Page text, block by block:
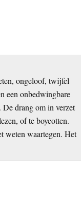
ongeloof, twijfel
een onbedwingbare
drang om in verzet
of te boycotten.
weten waartegen. Het